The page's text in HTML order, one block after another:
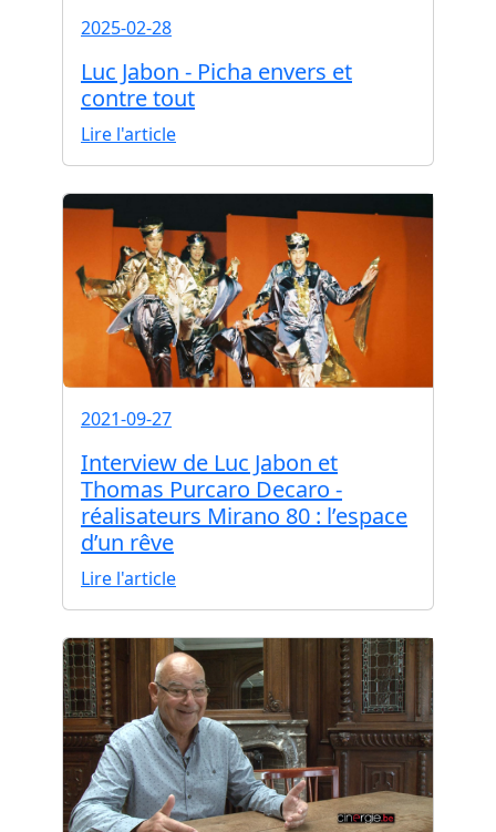
2025-02-28
Luc Jabon - Picha envers et
contre tout
Lire l'article
2021-09-27
Interview de Luc Jabon et
Thomas Purcaro Decaro -
réalisateurs Mirano 80 : l’espace
d’un rêve
Lire l'article